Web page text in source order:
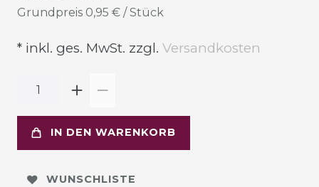
Grundpreis 0,95 € / Stück
* inkl. ges. MwSt. zzgl. Versandkosten
IN DEN WARENKORB
WUNSCHLISTE